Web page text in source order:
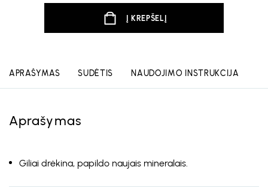
Į KREPŠELĮ
APRAŠYMAS SUDĖTIS NAUDOJIMO INSTRUKCIJA
Aprašymas
Giliai drėkina, papildo naujais mineralais.